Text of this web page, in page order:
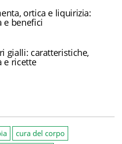
ortica e liquirizia:
e benefici
gialli: caratteristiche,
e ricette
cura del corpo